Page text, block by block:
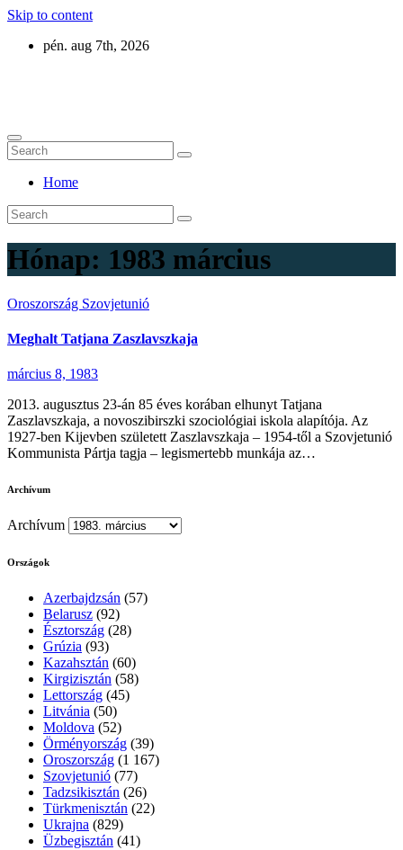
Skip to content
pén. aug 7th, 2026
Home
Hónap: 1983 március
Oroszország Szovjetunió
Meghalt Tatjana Zaszlavszkaja
március 8, 1983
2013. augusztus 23-án 85 éves korában elhunyt Tatjana
Zaszlavszkaja, a novoszibirszki szociológiai iskola alapítója. Az
1927-ben Kijevben született Zaszlavszkaja – 1954-től a Szovjetunió
Kommunista Pártja tagja – legismertebb munkája az…
Archívum
Archívum
Országok
Azerbajdzsán (57)
Belarusz (92)
Észtország (28)
Grúzia (93)
Kazahsztán (60)
Kirgizisztán (58)
Lettország (45)
Litvánia (50)
Moldova (52)
Örményország (39)
Oroszország (1 167)
Szovjetunió (77)
Tadzsikisztán (26)
Türkmenisztán (22)
Ukrajna (829)
Üzbegisztán (41)